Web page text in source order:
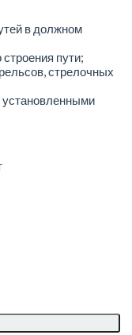
в должном
пути;
стрелочных
установленными